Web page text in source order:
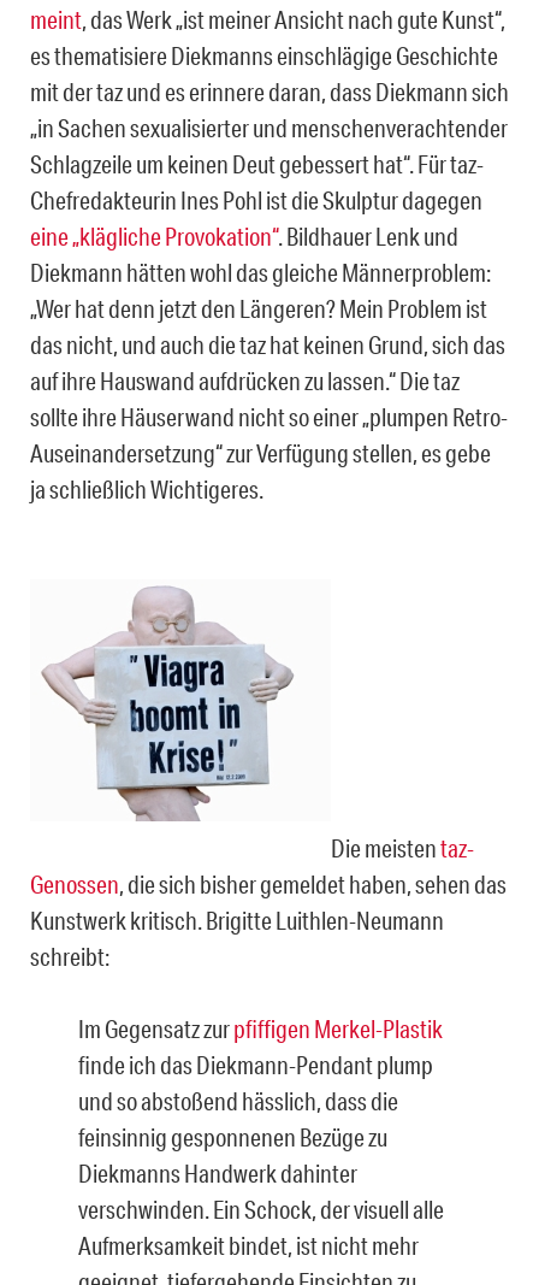
meint, das Werk „ist meiner Ansicht nach gute Kunst“,
es thematisiere Diekmanns einschlägige Geschichte
mit der taz und es erinnere daran, dass Diekmann sich
„in Sachen sexualisierter und menschenverachtender
Schlagzeile um keinen Deut gebessert hat“. Für taz-
Chefredakteurin Ines Pohl ist die Skulptur dagegen
eine „klägliche Provokation“. Bildhauer Lenk und
Diekmann hätten wohl das gleiche Männerproblem:
„Wer hat denn jetzt den Längeren? Mein Problem ist
das nicht, und auch die taz hat keinen Grund, sich das
auf ihre Hauswand aufdrücken zu lassen.“ Die taz
sollte ihre Häuserwand nicht so einer „plumpen Retro-
Auseinandersetzung“ zur Verfügung stellen, es gebe
ja schließlich Wichtigeres.
Die meistentaz-
Genossen, die sich bisher gemeldet haben, sehen das
Kunstwerk kritisch. Brigitte Luithlen-Neumann
schreibt:
Im Gegensatz zurpfiffigen Merkel-Plastik
finde ich das Diekmann-Pendant plump
und so abstoßend hässlich, dass die
feinsinnig gesponnenen Bezüge zu
Diekmanns Handwerk dahinter
verschwinden. Ein Schock, der visuell alle
Aufmerksamkeit bindet, ist nicht mehr